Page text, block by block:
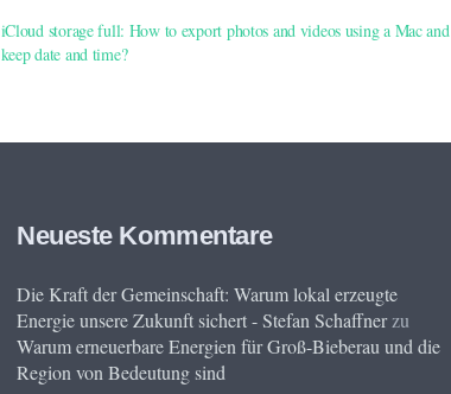
iCloud storage full: How to export photos and videos using a Mac and
keep date and time?
Neueste Kommentare
Die Kraft der Gemeinschaft: Warum lokal erzeugte
Energie unsere Zukunft sichert - Stefan Schaffnerzu
Warum erneuerbare Energien für Groß-Bieberau und die
Region von Bedeutung sind